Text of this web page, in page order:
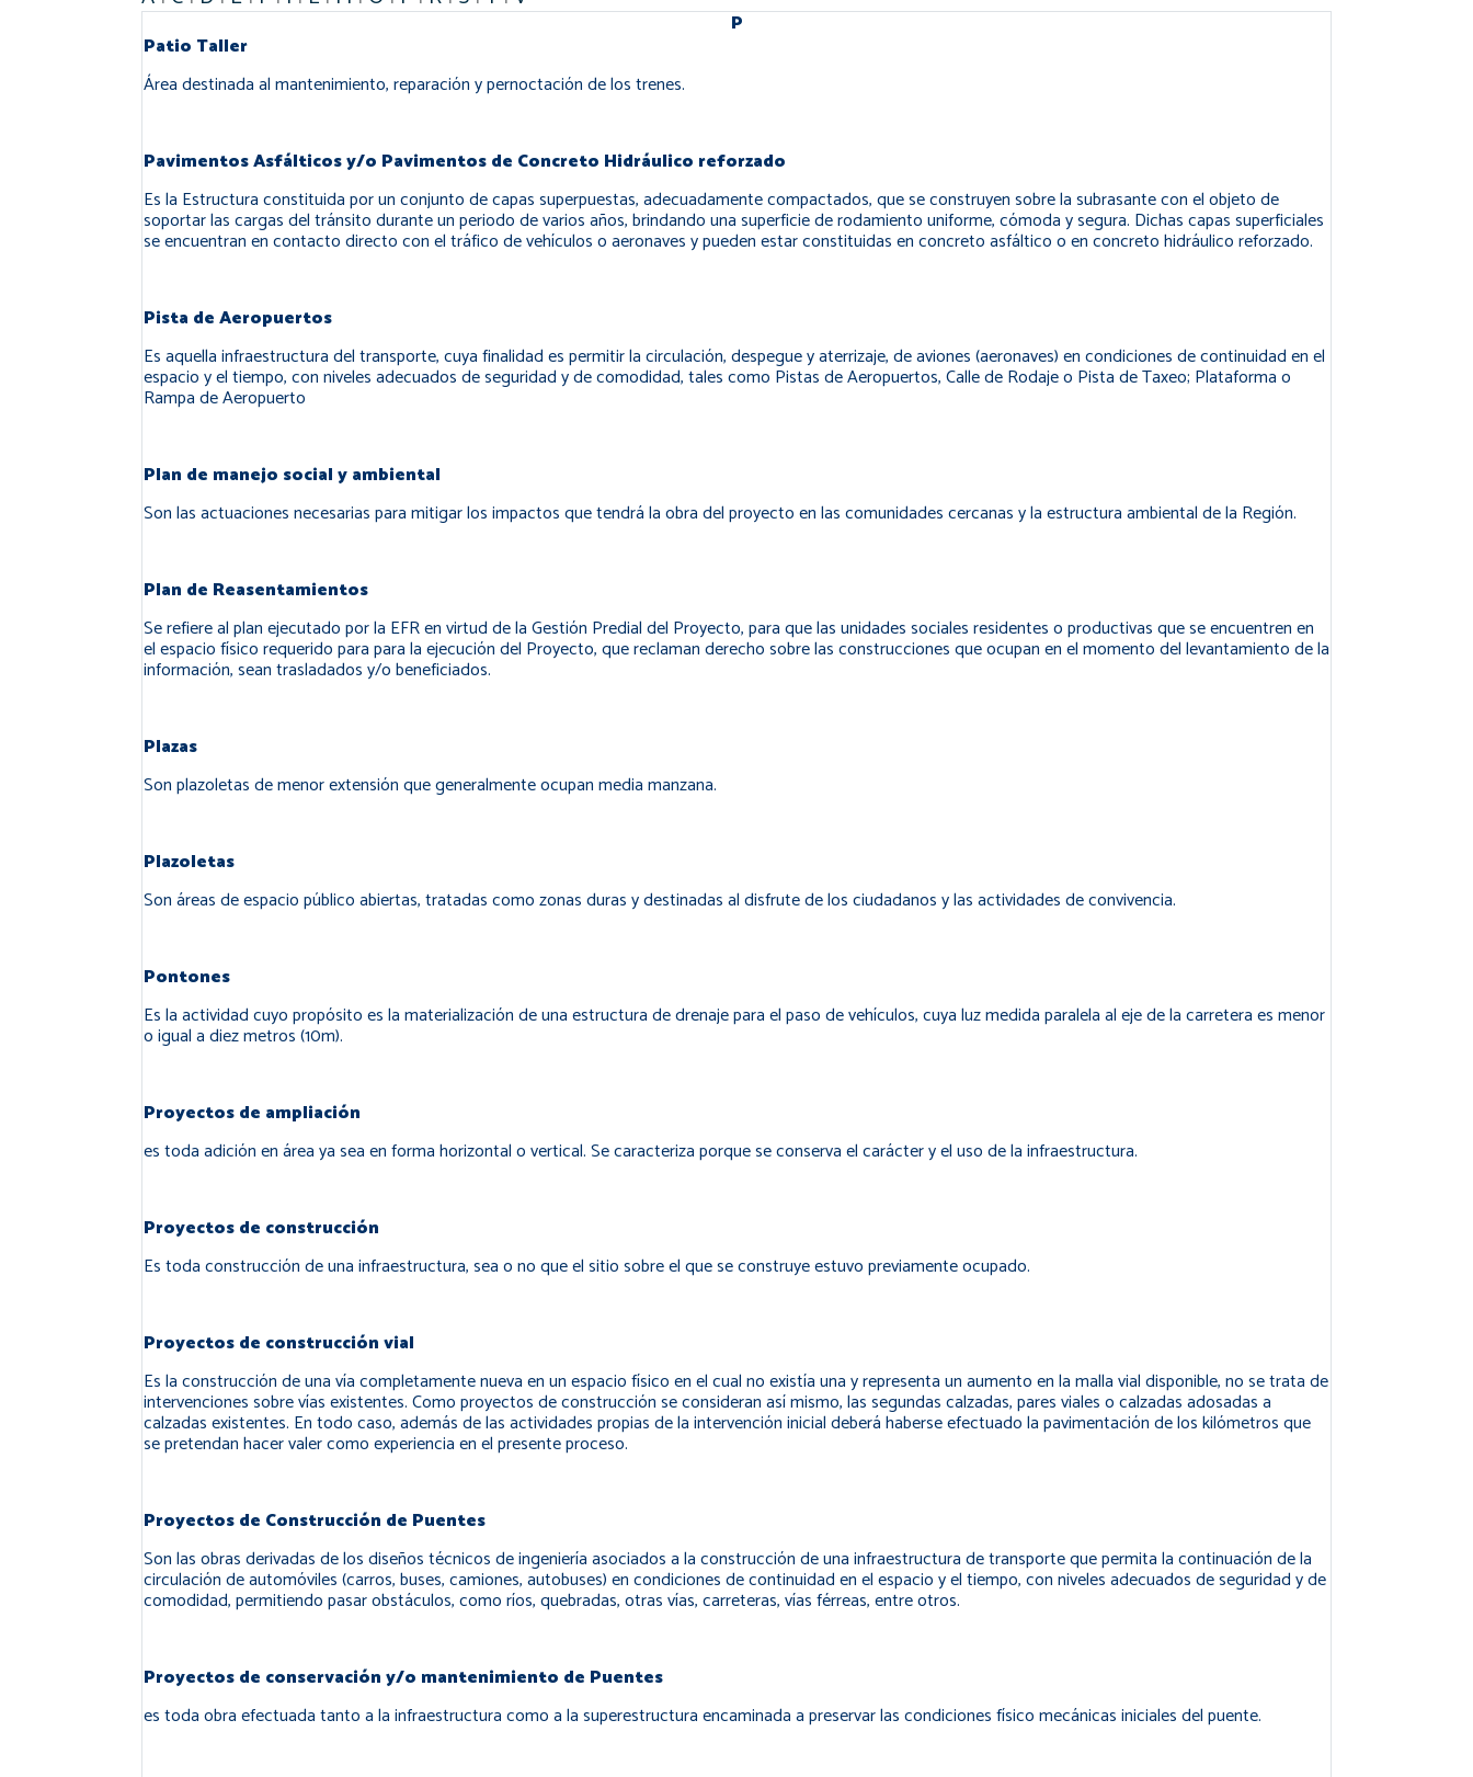
P
Patio Taller
Área destinada al mantenimiento, reparación y pernoctación de los trenes.
Pavimentos Asfálticos y/o Pavimentos de Concreto Hidráulico reforzado
Es la Estructura constituida por un conjunto de capas superpuestas, adecuadamente compactados, que se construyen sobre la subrasante con el objeto de
soportar las cargas del tránsito durante un periodo de varios años, brindando una superficie de rodamiento uniforme, cómoda y segura. Dichas capas superficiales
se encuentran en contacto directo con el tráfico de vehículos o aeronaves y pueden estar constituidas en concreto asfáltico o en concreto hidráulico reforzado.
Pista de Aeropuertos
Es aquella infraestructura del transporte, cuya finalidad es permitir la circulación, despegue y aterrizaje, de aviones (aeronaves) en condiciones de continuidad en el
espacio y el tiempo, con niveles adecuados de seguridad y de comodidad, tales como Pistas de Aeropuertos, Calle de Rodaje o Pista de Taxeo; Plataforma o
Rampa de Aeropuerto
Plan de manejo social y ambiental
Son las actuaciones necesarias para mitigar los impactos que tendrá la obra del proyecto en las comunidades cercanas y la estructura ambiental de la Región.
Plan de Reasentamientos
Se refiere al plan ejecutado por la EFR en virtud de la Gestión Predial del Proyecto, para que las unidades sociales residentes o productivas que se encuentren en
el espacio físico requerido para para la ejecución del Proyecto, que reclaman derecho sobre las construcciones que ocupan en el momento del levantamiento de la
información, sean trasladados y/o beneficiados.
Plazas
Son plazoletas de menor extensión que generalmente ocupan media manzana.
Plazoletas
Son áreas de espacio público abiertas, tratadas como zonas duras y destinadas al disfrute de los ciudadanos y las actividades de convivencia.
Pontones
Es la actividad cuyo propósito es la materialización de una estructura de drenaje para el paso de vehículos, cuya luz medida paralela al eje de la carretera es menor
o igual a diez metros (10m).
Proyectos de ampliación
es toda adición en área ya sea en forma horizontal o vertical. Se caracteriza porque se conserva el carácter y el uso de la infraestructura.
Proyectos de construcción
Es toda construcción de una infraestructura, sea o no que el sitio sobre el que se construye estuvo previamente ocupado.
Proyectos de construcción vial
Es la construcción de una vía completamente nueva en un espacio físico en el cual no existía una y representa un aumento en la malla vial disponible, no se trata de
intervenciones sobre vías existentes. Como proyectos de construcción se consideran así mismo, las segundas calzadas, pares viales o calzadas adosadas a
calzadas existentes. En todo caso, además de las actividades propias de la intervención inicial deberá haberse efectuado la pavimentación de los kilómetros que
se pretendan hacer valer como experiencia en el presente proceso.
Proyectos de Construcción de Puentes
Son las obras derivadas de los diseños técnicos de ingeniería asociados a la construcción de una infraestructura de transporte que permita la continuación de la
circulación de automóviles (carros, buses, camiones, autobuses) en condiciones de continuidad en el espacio y el tiempo, con niveles adecuados de seguridad y de
comodidad, permitiendo pasar obstáculos, como ríos, quebradas, otras vías, carreteras, vías férreas, entre otros.
Proyectos de conservación y/o mantenimiento de Puentes
es toda obra efectuada tanto a la infraestructura como a la superestructura encaminada a preservar las condiciones físico mecánicas iniciales del puente.